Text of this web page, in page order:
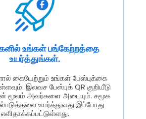
உங்கள் பங்கேற்றத்தை
உயர்த்துங்கள்.
கையேற்றும் உங்கள் பேஸ்புக்கை
இலவச பேஸ்புக் QR குறியீடு
மூலம் அவர்களை அடையும். சமூக
உயர்த்துவது இப்போது
எளிதாக்கப்பட்டுள்ளது.